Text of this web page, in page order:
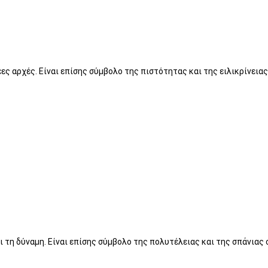
Είναι επίσης σύμβολο της πιστότητας και της ειλικρίνειας.
δύναμη. Είναι επίσης σύμβολο της πολυτέλειας και της σπάνιας